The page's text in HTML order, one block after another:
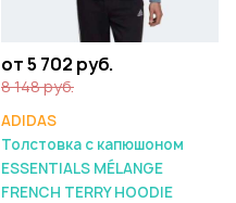
от 5 702 руб.
8 148 руб.
ADIDAS
Толстовка с капюшоном
ESSENTIALS MÉLANGE
FRENCH TERRY HOODIE